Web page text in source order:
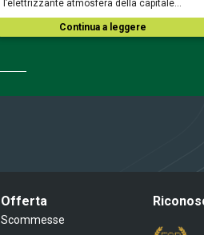
l’elettrizzante atmosfera della capitale…
Continua a leggere
Offerta
Scommesse